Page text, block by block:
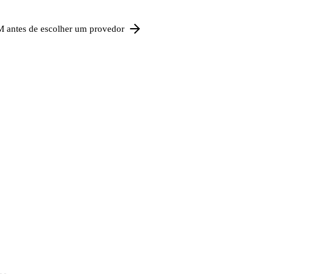
antes de escolher um provedor